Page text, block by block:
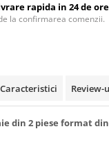
rapida in 24 de ore
la confirmarea comenzii.
Caracteristici Review-
din 2 piese format